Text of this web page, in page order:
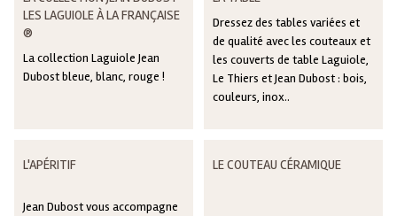
LES LAGUIOLE À LA FRANÇAISE
®
La collection Laguiole Jean
Dubost bleue, blanc, rouge !
Dressez des tables variées et
de qualité avec les couteaux et
les couverts de table Laguiole,
Le Thiers et Jean Dubost : bois,
couleurs, inox..
L'APÉRITIF
Jean Dubost vous accompagne
LE COUTEAU CÉRAMIQUE